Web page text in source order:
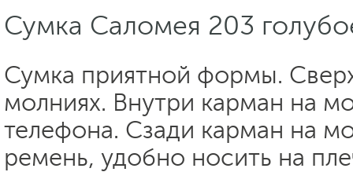
Сумка Саломея 203
Сумка приятной формы.
молниях. Внутри карман на
телефона. Сзади карман на
ремень, удобно носить на